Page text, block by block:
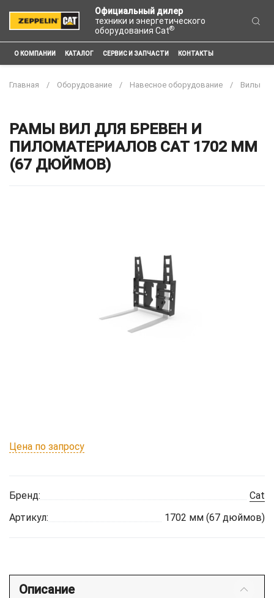
Официальный дилер
техники и энергетического
оборудования Cat®
О КОМПАНИИ КАТАЛОГ СЕРВИС И ЗАПЧАСТИ КОНТАКТЫ
Главная Оборудование Навесное оборудование Вилы
РАМЫ ВИЛ ДЛЯ БРЕВЕН И
ПИЛОМАТЕРИАЛОВ CAT 1702 ММ
(67 ДЮЙМОВ)
Цена по запросу
Бренд:
Cat
Артикул:
1702 мм (67 дюймов)
Описание